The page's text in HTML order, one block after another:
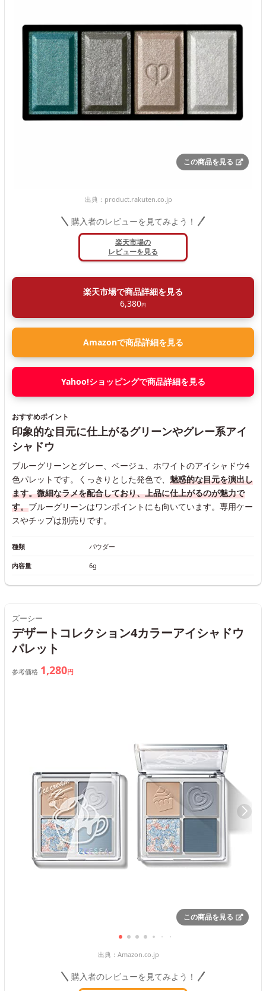
この商品を見る
出典： product.rakuten.co.jp
購入者のレビューを見てみよう！
楽天市場の
レビューを見る
楽天市場で商品詳細を見る
6,380円
Amazonで商品詳細を見る
Yahoo!ショッピングで商品詳細を見る
おすすめポイント
印象的な目元に仕上がるグリーンやグレー系アイ
シャドウ
ブルーグリーンとグレー、ベージュ、ホワイトのアイシャドウ4
色パレットです。くっきりとした発色で、 魅惑的な目元を演出し
ます。微細なラメを配合しており、上品に仕上がるのが魅力で
す。ブルーグリーンはワンポイントにも向いています。専用ケー
スやチップは別売りです。
種類 パウダー
内容量 6g
ズーシー
デザートコレクション4カラーアイシャドウ
パレット
参考価格 1,280円
この商品を見る
出典： Amazon.co.jp
購入者のレビューを見てみよう！